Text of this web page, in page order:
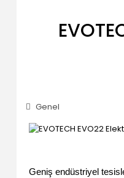
Genel
Geniş endüstriyel